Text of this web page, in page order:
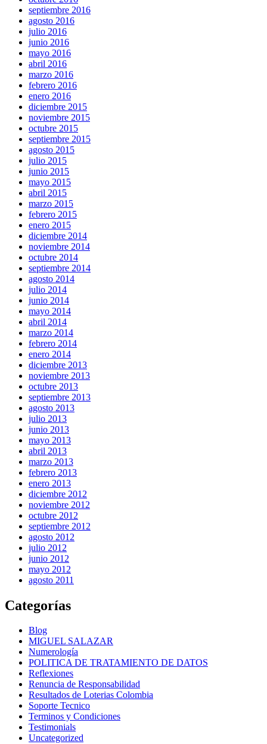
septiembre 2016
agosto 2016
julio 2016
junio 2016
mayo 2016
abril 2016
marzo 2016
febrero 2016
enero 2016
diciembre 2015
noviembre 2015
octubre 2015
septiembre 2015
agosto 2015
julio 2015
junio 2015
mayo 2015
abril 2015
marzo 2015
febrero 2015
enero 2015
diciembre 2014
noviembre 2014
octubre 2014
septiembre 2014
agosto 2014
julio 2014
junio 2014
mayo 2014
abril 2014
marzo 2014
febrero 2014
enero 2014
diciembre 2013
noviembre 2013
octubre 2013
septiembre 2013
agosto 2013
julio 2013
junio 2013
mayo 2013
abril 2013
marzo 2013
febrero 2013
enero 2013
diciembre 2012
noviembre 2012
octubre 2012
septiembre 2012
agosto 2012
julio 2012
junio 2012
mayo 2012
agosto 2011
Categorías
Blog
MIGUEL SALAZAR
Numerología
POLITICA DE TRATAMIENTO DE DATOS
Reflexiones
Renuncia de Responsabilidad
Resultados de Loterias Colombia
Soporte Tecnico
Terminos y Condiciones
Testimonials
Uncategorized